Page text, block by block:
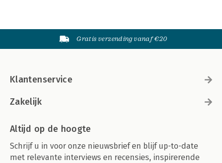
Gratis verzending vanaf €20
Klantenservice
Zakelijk
Altijd op de hoogte
Schrijf u in voor onze nieuwsbrief en blijf up-to-date
met relevante interviews en recensies, inspirerende